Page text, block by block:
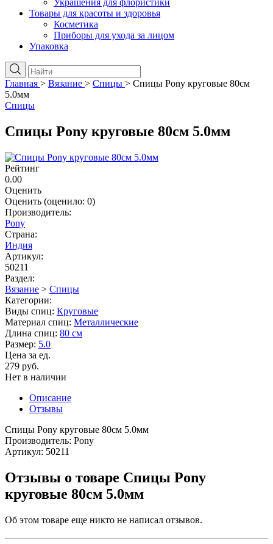
Украшения для флористики
Товары для красоты и здоровья
Косметика
Приборы для ухода за лицом
Упаковка
Главная > Вязание > Спицы > Спицы Pony круговые 80см
5.0мм
Спицы
Спицы Pony круговые 80см 5.0мм
Рейтинг
0.00
Оценить
Оценить (оценило: 0)
Производитель:
Pony
Страна:
Индия
Артикул:
50211
Раздел:
Вязание > Спицы
Категории:
Виды спиц: Круговые
Материал спиц: Металлические
Длина спиц: 80 см
Размер: 5.0
Цена за ед.
279 руб.
Нет в наличии
Описание
Отзывы
Спицы Pony круговые 80см 5.0мм
Производитель: Pony
Артикул: 50211
Отзывы о товаре Спицы Pony
круговые 80см 5.0мм
Об этом товаре еще никто не написал отзывов.